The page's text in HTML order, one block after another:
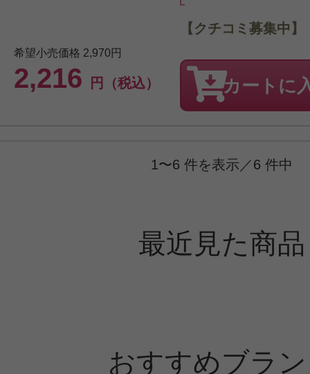
希望小売価格 2,970円
2,216 円（税込）
【クチコミ募集中】
カートに
1〜6 件を表示／6 件中
最近見た商品
おすすめブラ